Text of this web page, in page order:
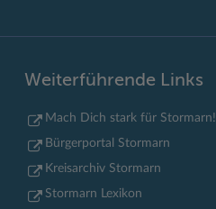
Weiterführende Links
Mach Dich stark für Stormarn!
Bürgerportal Stormarn
Kreisarchiv Stormarn
Stormarn Lexikon